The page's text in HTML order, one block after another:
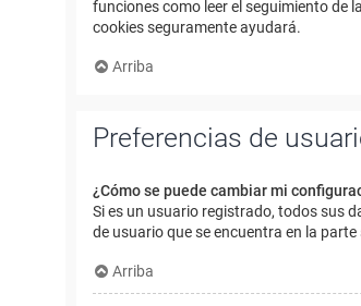
funciones como leer el seguimiento de
cookies seguramente ayudará.
Arriba
Preferencias de
¿Cómo se puede cambiar mi
Si es un usuario registrado, todos sus
de usuario que se encuentra en la
Arriba